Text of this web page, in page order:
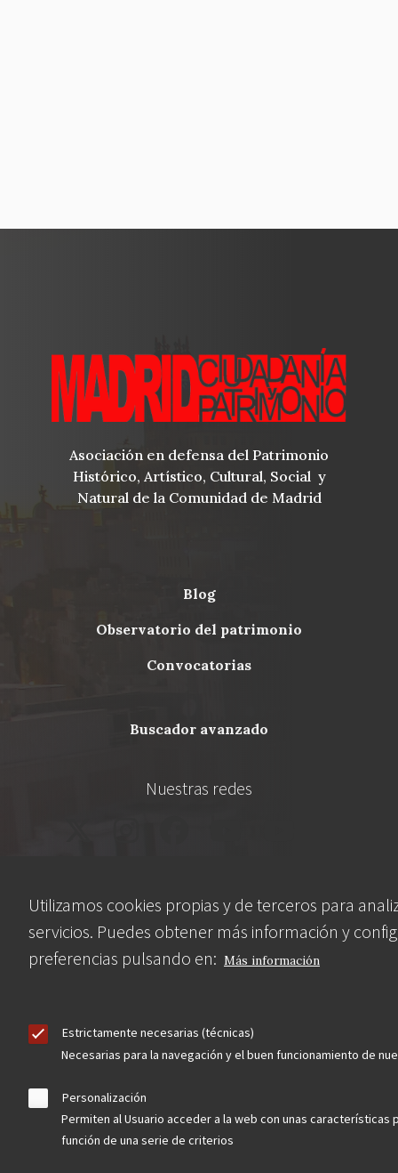
Utilizamos cookies propias y de terceros para
servicios. Puedes obtener más información y
preferencias pulsando en: Más información
Estrictamente necesarias (técnicas)
Necesarias para la navegación y el buen funcionamiento de
Personalización
Permiten al Usuario acceder a la web con unas características
función de una serie de criterios
Asociación en defensa del Patrimonio
Histórico, Artístico, Cultural, Social y
Natural de la Comunidad de Madrid
Menu
blog
observatorio del patrimonio
convocatorias
buscador avanzado
Nuestras redes
Hazte socio